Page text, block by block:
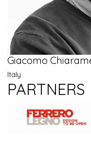
Giacomo
Italy
PARTNERS